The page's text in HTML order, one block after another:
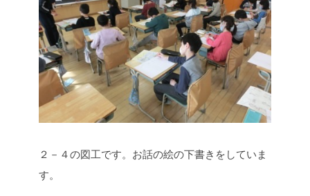
２－４の図工です。お話の絵の下書きをしていま
す。